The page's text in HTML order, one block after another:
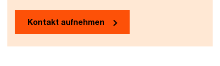
Kontakt aufnehmen